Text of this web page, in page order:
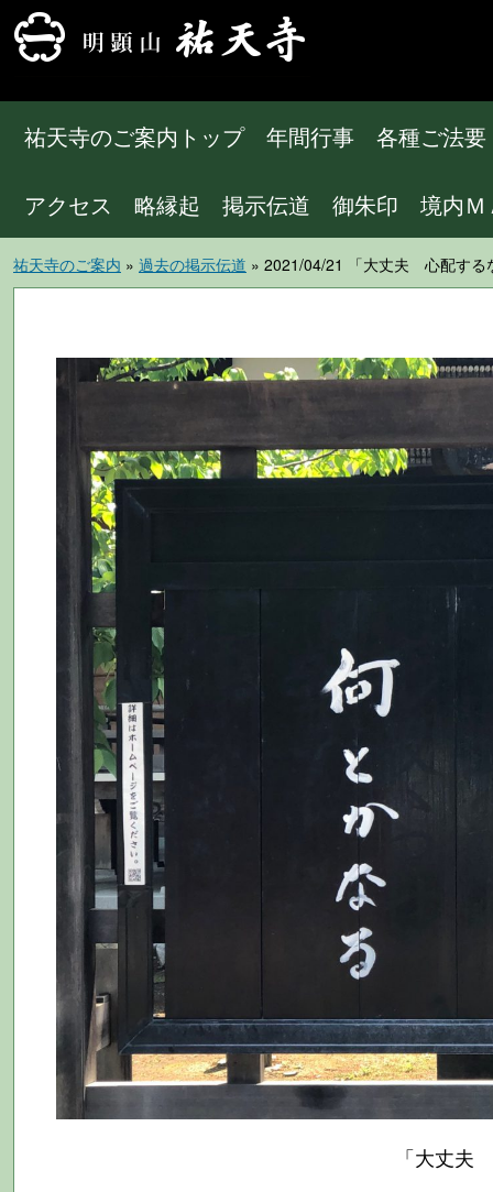
祐天寺のご案内トップ 年間行事 各種ご法要
アクセス 略縁起 掲示伝道 御朱印 境内Ｍ
祐天寺のご案内 » 過去の掲示伝道 » 2021/04/21 「大丈夫 心配す
「大丈